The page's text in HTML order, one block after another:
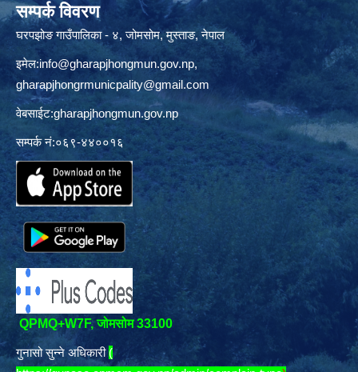
सम्पर्क विवरण
घरपझोङ गाउँपालिका - ४, जोमसोम, मुस्ताङ, नेपाल
इमेल:info@gharapjhongmun.gov.np,
gharapjhongrmunicpality@gmail.com
वेबसाईट:gharapjhongmun.gov.np
सम्पर्क नं:०६९-४४००१६
QPMQ+W7F, जोमसोम 33100
गुनासो सुन्ने अधिकारी (